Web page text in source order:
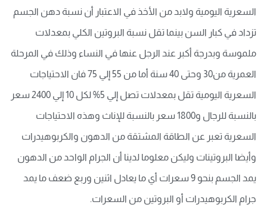
السعرية اليومية ولابد من الأخذ في الاعتبار أن نسبة دهن الجسم
تزداد في كبار السن بينما تقل نسبة البروتين الكلي بمعدلات
ملموسة وبدرجة أكبر عند الرجل عنها في النساء وذلك في المرحلة
العمرية من30 وحتى 40 سنة أما من 55 إلي 75 فان الاحتياجات
السعرية اليومية تقل بمعدلات تصل إلي 5% لكل 10 إلي 2400 سعر
بالنسبة للرجال و1800 سعر بالنسبة للإناث وهذه الاحتياجات
السعرية تعبر عن الطاقة المشتقة من الدهون والكربوهيدرات
وأيضا البروتينات وليكن معلوما لدينا أن الجرام الواحد من الدهون
يمد الجسم بنحو 9 سعرات أي ما يعادل اثنين وربع ضعف ما يمد
جرام الكربوهيدرات أو البروتين من السعرات.